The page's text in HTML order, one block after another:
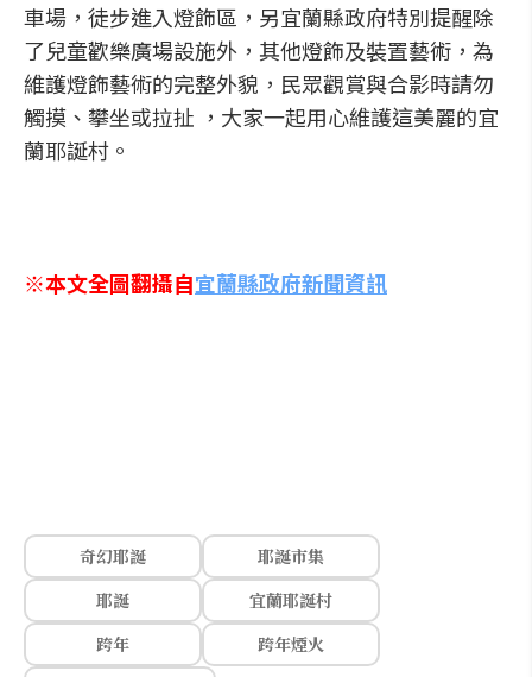
車場，徒步進入燈飾區，另宜蘭縣政府特別提醒除
了兒童歡樂廣場設施外，其他燈飾及裝置藝術，為
維護燈飾藝術的完整外貌，民眾觀賞與合影時請勿
觸摸、攀坐或拉扯 ，大家一起用心維護這美麗的宜
蘭耶誕村。
※本文全圖翻攝自宜蘭縣政府新聞資訊
奇幻耶誕
耶誕市集
耶誕
宜蘭耶誕村
跨年
跨年煙火